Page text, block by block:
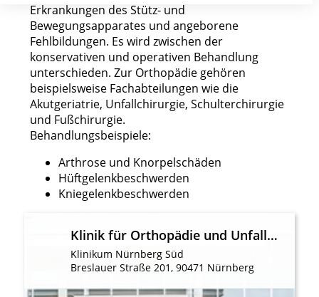
Erkrankungen des Stütz- und
Bewegungsapparates und angeborene
Fehlbildungen. Es wird zwischen der
konservativen und operativen Behandlung
unterschieden. Zur Orthopädie gehören
beispielsweise Fachabteilungen wie die
Akutgeriatrie, Unfallchirurgie, Schulterchirurgie
und Fußchirurgie.
Behandlungsbeispiele:
Arthrose und Knorpelschäden
Hüftgelenkbeschwerden
Kniegelenkbeschwerden
Klinik für Orthopädie und Unfallchirurgie, Universitätsklinik der Paracelsus Medizinischen Privatuniversität
Klinikum Nürnberg Süd
Breslauer Straße 201, 90471 Nürnberg
die USA gesendet werden.
Ihre Einwilligung und die cookie Richtlinie gelten ausschließlich für diese
Website/App.
Partnerliste anzeigen (1 IAB-Anbieter)
Wir nutzen Ihre Daten für folgende Zwecke:
IAB-Verarbeitungszwecke:
Speichern von oder Zugriff auf
Informationen auf einem Endgerät
von Werbeanzeigen
Erstellung von Profilen für personalisierte
Verwendung von Profilen zur Auswahl
personalisierter Werbung
Erstellung von Profilen zur Personalisierung
von Inhalten